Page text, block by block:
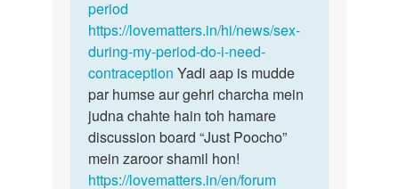
snaya
period
https://lovematters.in/hi/news/sex-
during-my-period-do-i-need-
contraception Yadi aap is mudde
par humse aur gehri charcha mein
judna chahte hain toh hamare
discussion board “Just Poocho”
mein zaroor shamil hon!
https://lovematters.in/en/forum